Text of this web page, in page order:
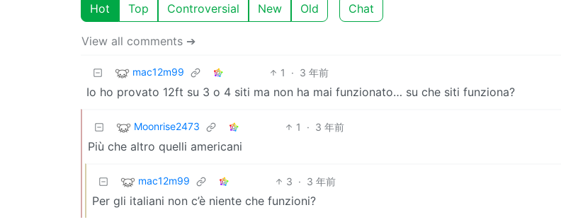
Hot Top Controversial New Old Chat
View all comments ➔
mac12m99 1 · 3 年前
Io ho provato 12ft su 3 o 4 siti ma non ha mai funzionato… su che siti funziona?
Moonrise2473 1 · 3 年前
Più che altro quelli americani
mac12m99 3 · 3 年前
Per gli italiani non c’è niente che funzioni?